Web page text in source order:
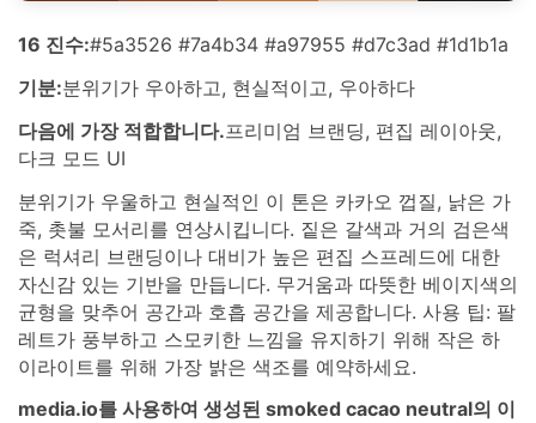
16 진수:#5a3526 #7a4b34 #a97955 #d7c3ad #1d1b1a
기분:분위기가 우아하고, 현실적이고, 우아하다
다음에 가장 적합합니다.프리미엄 브랜딩, 편집 레이아웃,
다크 모드 UI
분위기가 우울하고 현실적인 이 톤은 카카오 껍질, 낡은 가
죽, 촛불 모서리를 연상시킵니다. 짙은 갈색과 거의 검은색
은 럭셔리 브랜딩이나 대비가 높은 편집 스프레드에 대한
자신감 있는 기반을 만듭니다. 무거움과 따뜻한 베이지색의
균형을 맞추어 공간과 호흡 공간을 제공합니다. 사용 팁: 팔
레트가 풍부하고 스모키한 느낌을 유지하기 위해 작은 하
이라이트를 위해 가장 밝은 색조를 예약하세요.
media.io를 사용하여 생성된 smoked cacao neutral의 이